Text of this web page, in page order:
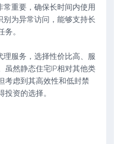
常重要，确保长时间内使用
别为异常访问，能够支持长
。
理服务，选择性价比高、服
虽然静态住宅IP相对其他类
考虑到其高效性和低封禁
投资的选择。